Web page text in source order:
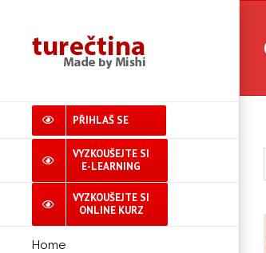
content
PŘIHLAŠ SE
VYZKOUŠEJTE SI
E-LEARNING
VYZKOUŠEJTE SI
ONLINE KURZ
Home